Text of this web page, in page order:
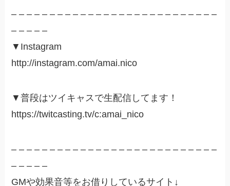
– – – – – – – – – – – – – – – – – – – – – – – – – – –
– – – – –
▼Instagram
http://instagram.com/amai.nico​​
▼普段はツイキャスで生配信してます！
https://twitcasting.tv/c:amai_nico​​
– – – – – – – – – – – – – – – – – – – – – – – – – – –
– – – – –
GMや効果音等をお借りしているサイト↓